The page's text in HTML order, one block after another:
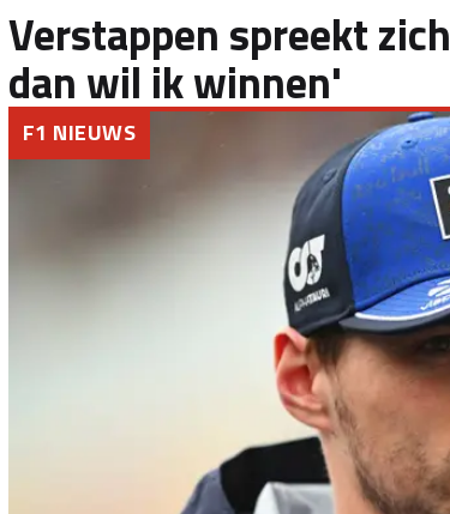
Verstappen spreekt
dan wil ik winnen'
F1 NIEUWS